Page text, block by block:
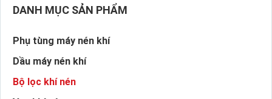
DANH MỤC SẢN PHẨM
Phụ tùng máy nén khí
Dầu máy nén khí
Bộ lọc khí nén